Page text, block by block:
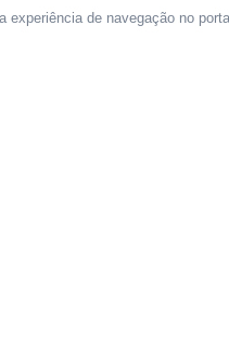
experiência de navegação no